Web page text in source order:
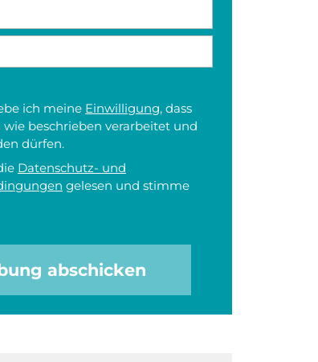
ich meine Einwilligung, dass
beschrieben verarbeitet und
dürfen.
Datenschutz- und
gelesen und stimme
abschicken